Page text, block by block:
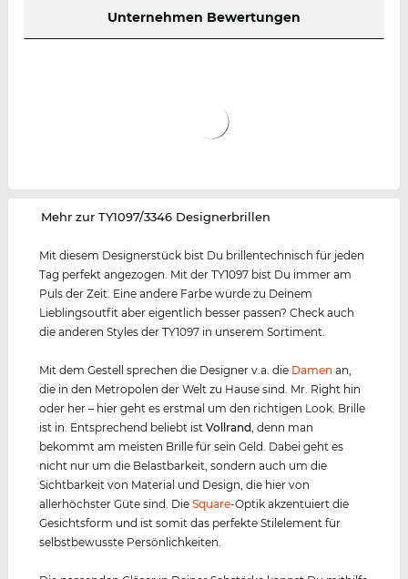
Unternehmen Bewertungen
‌Mehr zur TY1097/3346 Designerbrillen
Mit diesem Designerstück bist Du brillentechnisch für jeden
Tag perfekt angezogen. Mit der TY1097 bist Du immer am
Puls der Zeit. Eine andere Farbe würde zu Deinem
Lieblingsoutfit aber eigentlich besser passen? Check auch
die anderen Styles der TY1097 in unserem Sortiment.
Mit dem Gestell sprechen die Designer v.a. die Damen an,
die in den Metropolen der Welt zu Hause sind. Mr. Right hin
oder her – hier geht es erstmal um den richtigen Look. Brille
ist in. Entsprechend beliebt istVollrand, denn man
bekommt am meisten Brille für sein Geld. Dabei geht es
nicht nur um die Belastbarkeit, sondern auch um die
Sichtbarkeit von Material und Design, die hier von
allerhöchster Güte sind. DieSquare-Optik akzentuiert die
Gesichtsform und ist somit das perfekte Stilelement für
selbstbewusste Persönlichkeiten.